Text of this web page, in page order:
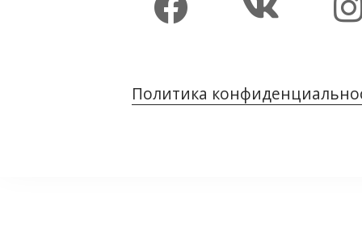
Политика